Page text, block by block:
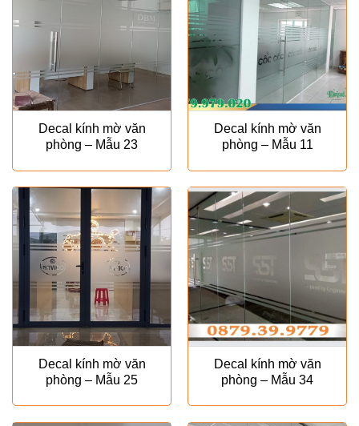
Decal kính mờ văn
phòng – Mẫu 23
Decal kính mờ văn
phòng – Mẫu 11
Decal kính mờ văn
phòng – Mẫu 25
Decal kính mờ văn
phòng – Mẫu 34